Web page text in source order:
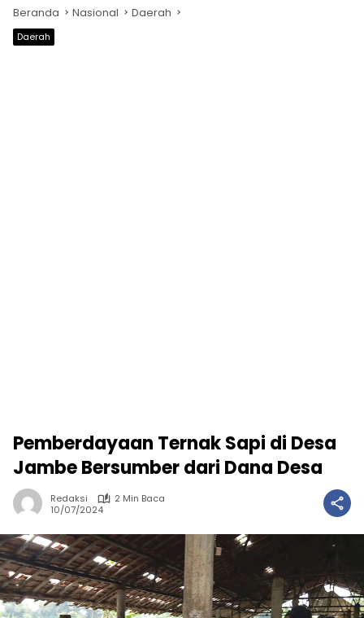
Beranda Nasional Daerah
Daerah
Pemberdayaan Ternak Sapi di Desa
Jambe Bersumber dari Dana Desa
Redaksi
2 Min Baca
10/07/2024